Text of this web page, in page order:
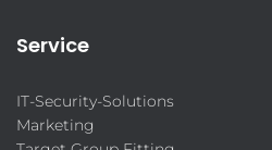
Service
IT-Security-Solutions
Marketing